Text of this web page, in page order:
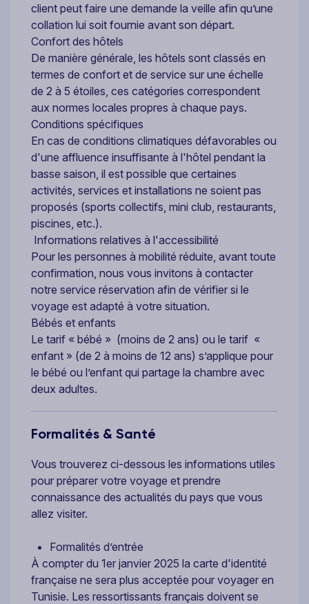
client peut faire une demande la veille afin qu’une
collation lui soit fournie avant son départ.
Confort des hôtels
De manière générale, les hôtels sont classés en
termes de confort et de service sur une échelle
de 2 à 5 étoiles, ces catégories correspondent
aux normes locales propres à chaque pays.
Conditions spécifiques
En cas de conditions climatiques défavorables ou
d'une affluence insuffisante à l'hôtel pendant la
basse saison, il est possible que certaines
activités, services et installations ne soient pas
proposés (sports collectifs, mini club, restaurants,
piscines, etc.).
Informations relatives à l'accessibilité
Pour les personnes à mobilité réduite, avant toute
confirmation, nous vous invitons à contacter
notre service réservation afin de vérifier si le
voyage est adapté à votre situation.
Bébés et enfants
Le tarif « bébé » (moins de 2 ans) ou le tarif «
enfant » (de 2 à moins de 12 ans) s’applique pour
le bébé ou l’enfant qui partage la chambre avec
deux adultes.
Formalités & Santé
Vous trouverez ci-dessous les informations utiles
pour préparer votre voyage et prendre
connaissance des actualités du pays que vous
allez visiter.
Formalités d’entrée
À compter du 1er janvier 2025 la carte d'identité
française ne sera plus acceptée pour voyager en
Tunisie. Les ressortissants français doivent se